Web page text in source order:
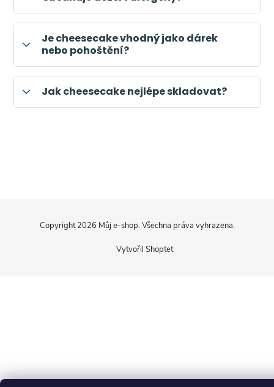
Je cheesecake vhodný jako dárek
nebo pohoštění?
Jak cheesecake nejlépe skladovat?
í
Vytvořil Shoptet
Copyright 2026 Můj e-shop. Všechna práva vyhrazena.